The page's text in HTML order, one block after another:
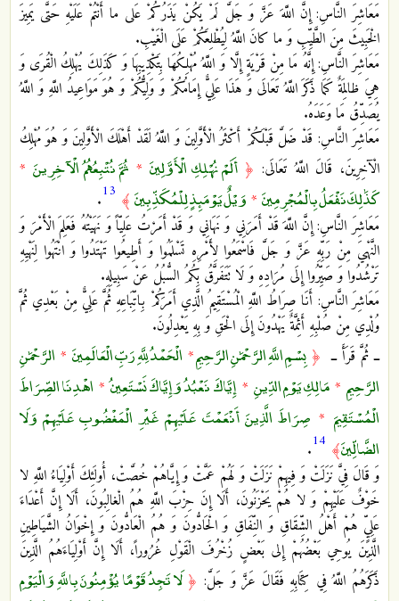
مَعَاشِرَ النَّاسِ: إِنَّ اللَّهَ عَزَّ وَ جَلَّ لَمْ يَكُنْ يَذَرُكُمْ‏ عَلى‏ ما أَنْتُمْ عَلَيْهِ حَتَّى يَمِيزَ
الْخَبِيثَ مِنَ الطَّيِّبِ وَ ما كانَ اللَّهُ لِيُطْلِعَكُمْ عَلَى الْغَيْبِ‏.
مَعَاشِرَ النَّاسِ: إِنَّهُ مَا مِنْ قَرْيَةٍ إِلَّا وَ اللَّهُ مُهْلِكُهَا بِتَكْذِيبِهَا وَ كَذَلِكَ يُهْلِكُ الْقُرَى‏ وَ
هِيَ ظالِمَةٌ كَمَا ذَكَرَ اللَّهُ تَعَالَى وَ هَذَا عَلِيٌّ إِمَامُكُمْ وَ وَلِيُّكُمْ وَ هُوَ مَوَاعِيدُ اللَّهِ وَ اللَّهُ
يُصَدِّقُ مَا وَعَدَهُ.
مَعَاشِرَ النَّاسِ: قَدْ ضَلَّ قَبْلَكُمْ‏ أَكْثَرُ الْأَوَّلِينَ‏ وَ اللَّهُ لَقَدْ أَهْلَكَ الْأَوَّلِينَ وَ هُوَ مُهْلِكُ
الْآخِرِينَ، قَالَ اللَّهُ تَعَالَى‏: ﴿أَلَمْ نُهْلِكِ الْأَوَّلِينَ* ثُمَّ نُتْبِعُهُمُ الْآخِرِينَ*
كَذَٰلِكَ نَفْعَلُ بِالْمُجْرِمِينَ * وَيْلٌ يَوْمَئِذٍ لِلْمُكَذِّبِينَ ﴾ 13
.
مَعَاشِرَ النَّاسِ: إِنَّ اللَّهَ قَدْ أَمَرَنِي وَ نَهَانِي وَ قَدْ أَمَرْتُ عَلِيّاً وَ نَهَيْتُهُ فَعَلِمَ الْأَمْرَ وَ
النَّهْيَ مِنْ رَبِّهِ عَزَّ وَ جَلَّ فَاسْمَعُوا لِأَمْرِهِ تَسْلَمُوا وَ أَطِيعُوا تَهْتَدُوا وَ انْتَهُوا لِنَهْيِهِ
تَرْشُدُوا وَ صَيِّرُوا إِلَى مُرَادِهِ وَ لَا تَتَفَرَّقُ بِكُمُ السُّبُلُ عَنْ سَبِيلِهِ.
مَعَاشِرَ النَّاسِ: أَنَا صِرَاطُ اللَّهِ الْمُسْتَقِيمُ الَّذِي أَمَرَكُمْ بِاتِّبَاعِهِ ثُمَّ عَلِيٌّ مِنْ بَعْدِي ثُمَّ
وُلْدِي مِنْ صُلْبِهِ أَئِمَّةٌ يَهْدُونَ إِلَى الْحَقِ‏ وَ بِهِ يَعْدِلُونَ‏.
ــ ثُمَّ قَرَأَ ــ ﴿بِسْمِ اللَّهِ الرَّحْمَٰنِ الرَّحِيمِ* الْحَمْدُ لِلَّهِ رَبِّ الْعَالَمِينَ * الرَّحْمَٰنِ
الرَّحِيمِ*مَالِكِ يَوْمِ الدِّينِ *إِيَّاكَ نَعْبُدُ وَإِيَّاكَ نَسْتَعِينُ* اهْدِنَا الصِّرَاطَ
الْمُسْتَقِيمَ* صِرَاطَ الَّذِينَ أَنْعَمْتَ عَلَيْهِمْ غَيْرِ الْمَغْضُوبِ عَلَيْهِمْ وَلَا
الضَّالِّينَ﴾ 14
.
وَ قَالَ فِيَّ نَزَلَتْ وَ فِيهِمْ نَزَلَتْ وَ لَهُمْ عَمَّتْ وَ إِيَّاهُمْ خُصَّتْ، أُولَئِكَ أَوْلِيَاءُ اللَّهِ لا
خَوْفٌ عَلَيْهِمْ وَ لا هُمْ يَحْزَنُونَ‏، أَلَا إِنَ‏ حِزْبَ اللَّهِ هُمُ الْغالِبُونَ‏، أَلَا إِنَّ أَعْدَاءَ
عَلِيٍّ هُمْ أَهْلُ الشِّقَاقِ وَ النِّفَاقِ وَ الْحَادُّونَ وَ هُمُ الْعَادُّونَ وَ إِخْوَانُ الشَّيَاطِينِ
الَّذِينَ‏ يُوحِي بَعْضُهُمْ إِلى‏ بَعْضٍ زُخْرُفَ الْقَوْلِ غُرُوراً، أَلَا إِنَّ أَوْلِيَاءَهُمُ الَّذِينَ
ذَكَرَهُمُ اللَّهُ فِي كِتَابِهِ فَقَالَ عَزَّ وَ جَلَّ: ﴿لَا تَجِدُ قَوْمًا يُؤْمِنُونَ بِاللَّهِ وَالْيَوْمِ